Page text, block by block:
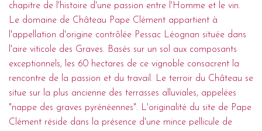
chapitre de l'histoire d'une passion entre l'Homme et le vin.
Le domaine de Château Pape Clément appartient à
l'appellation d'origine contrôlée Pessac Léognan située dans
l'aire viticole des Graves. Basés sur un sol aux composants
exceptionnels, les 60 hectares de ce vignoble consacrent la
rencontre de la passion et du travail. Le terroir du Château se
situe sur la plus ancienne des terrasses alluviales, appelées
"nappe des graves pyrénéennes". L'originalité du site de Pape
Clément réside dans la présence d'une mince pellicule de